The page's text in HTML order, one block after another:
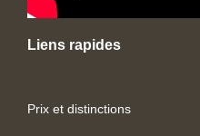
Liens rapides
Prix et distinctions